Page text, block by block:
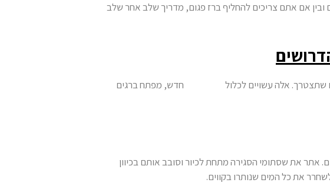
אם אתם צריכים להחליף ברז פגום, מדריך שלב אחר שלב
שתצטרך. אלה עשויים לכלול
חדש, מפתח ברגים
את שסתומי הסגירה מתחת לכיור וסובב אותם בכיוון
את כל המים שנותרו בקווים.